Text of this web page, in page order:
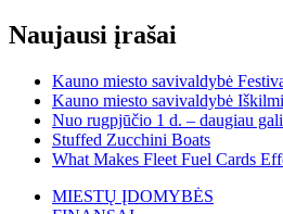
Naujausi įrašai
Kauno miesto savivaldybė
Kauno miesto savivaldybė
Nuo rugpjūčio 1 d. – daugiau
Stuffed Zucchini Boats
What Makes Fleet Fuel Cards
MIESTŲ ĮDOMYBĖS